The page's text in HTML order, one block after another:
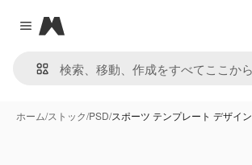
Close menu
Magnific
ホーム/ストック/PSD/スポーツ テンプレート デザイン